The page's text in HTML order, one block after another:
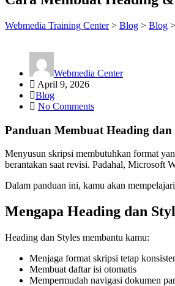
Webmedia Training Center> Blog > Blog >
Webmedia Center
April 9, 2026
Blog
No Comments
Panduan Membuat Heading
Menyusun skripsi membutuhkan format
berantakan saat revisi. Padahal, Microsoft
Dalam panduan ini, kamu akan
Mengapa Heading dan
Heading dan Styles membantu kamu:
Menjaga format skripsi tetap
Membuat daftar isi otomatis
Mempermudah navigasi dokumen